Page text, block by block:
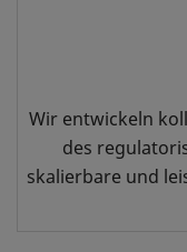
Wir entwickeln
des
skalierbare und